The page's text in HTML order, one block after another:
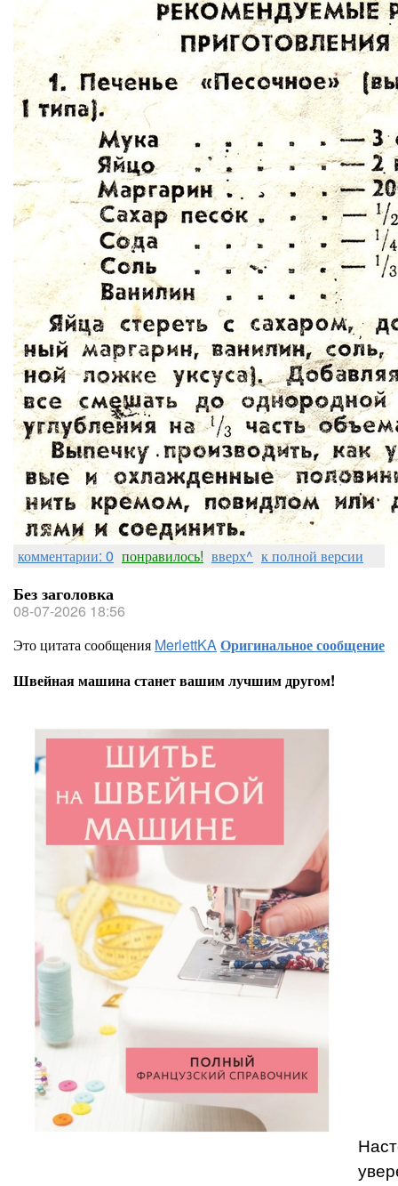
комментарии: 0 понравилось! вверх^ к полной версии
Без заголовка
08-07-2026 18:56
Это цитата сообщения MerlettKAОригинальное сообщение
Швейная машина станет вашим лучшим другом!